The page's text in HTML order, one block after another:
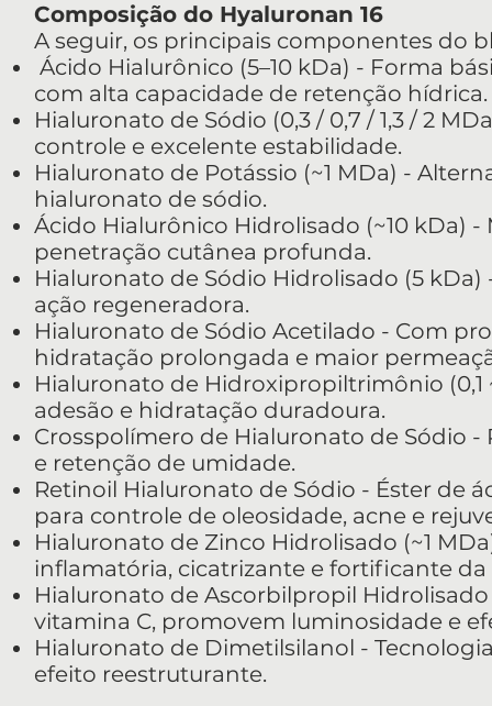
Composição do Hyaluronan 16
A seguir, os principais componentes do
Ácido Hialurônico (5–10 kDa) - Forma
com alta capacidade de retenção hídrica.
Hialuronato de Sódio (0,3 / 0,7 / 1,3 / 2
controle e excelente estabilidade.
Hialuronato de Potássio (~1 MDa) -
hialuronato de sódio.
Ácido Hialurônico Hidrolisado (~10 kDa)
penetração cutânea profunda.
Hialuronato de Sódio Hidrolisado (5
ação regeneradora.
Hialuronato de Sódio Acetilado - Com
hidratação prolongada e maior
Hialuronato de Hidroxipropiltrimônio
adesão e hidratação duradoura.
Crosspolímero de Hialuronato de Sódio
e retenção de umidade.
Retinoil Hialuronato de Sódio - Éster de
para controle de oleosidade, acne e
Hialuronato de Zinco Hidrolisado (~1
inflamatória, cicatrizante e fortificante da
Hialuronato de Ascorbilpropil
vitamina C, promovem luminosidade e
Hialuronato de Dimetilsilanol -
efeito reestruturante.